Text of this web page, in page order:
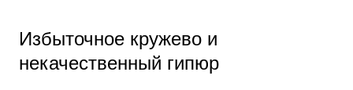
Избыточное кружево и
некачественный гипюр